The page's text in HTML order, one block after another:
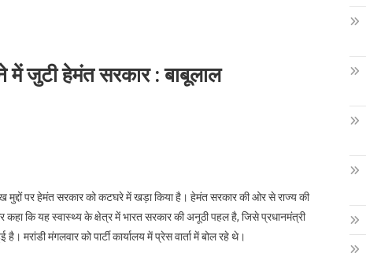
में जुटी हेमंत सरकार : बाबूलाल
मुद्दों पर हेमंत सरकार को कटघरे में खड़ा किया है। हेमंत सरकार की ओर से राज्य की
कि यह स्वास्थ्य के क्षेत्र में भारत सरकार की अनूठी पहल है, जिसे प्रधानमंत्री
मंगलवार को पार्टी कार्यालय में प्रेस वार्ता में बोल रहे थे।